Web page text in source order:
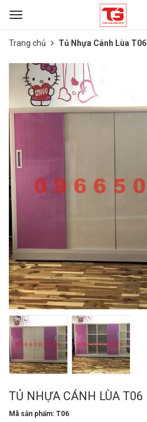
Toggle
Trang chủ Tủ Nhựa Cánh Lùa T06
TỦ NHỰA CÁNH LÙA T06
Mã sản phẩm: T06